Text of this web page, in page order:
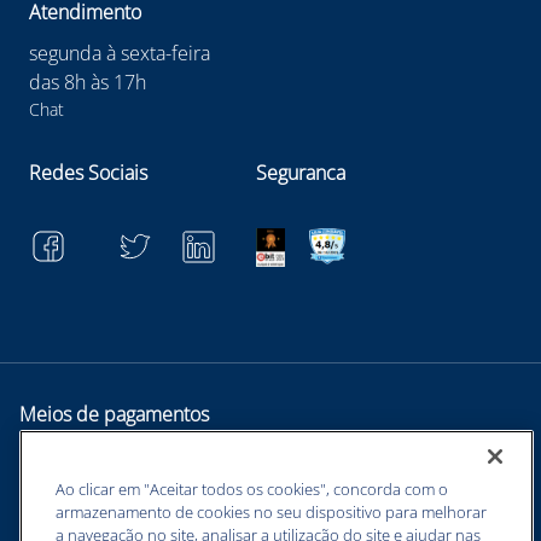
Atendimento
segunda à sexta-feira
das 8h às 17h
Chat
Redes Sociais Seguranca
Meios de pagamentos
Ao clicar em "Aceitar todos os cookies", concorda com o
armazenamento de cookies no seu dispositivo para melhorar
a navegação no site, analisar a utilização do site e ajudar nas